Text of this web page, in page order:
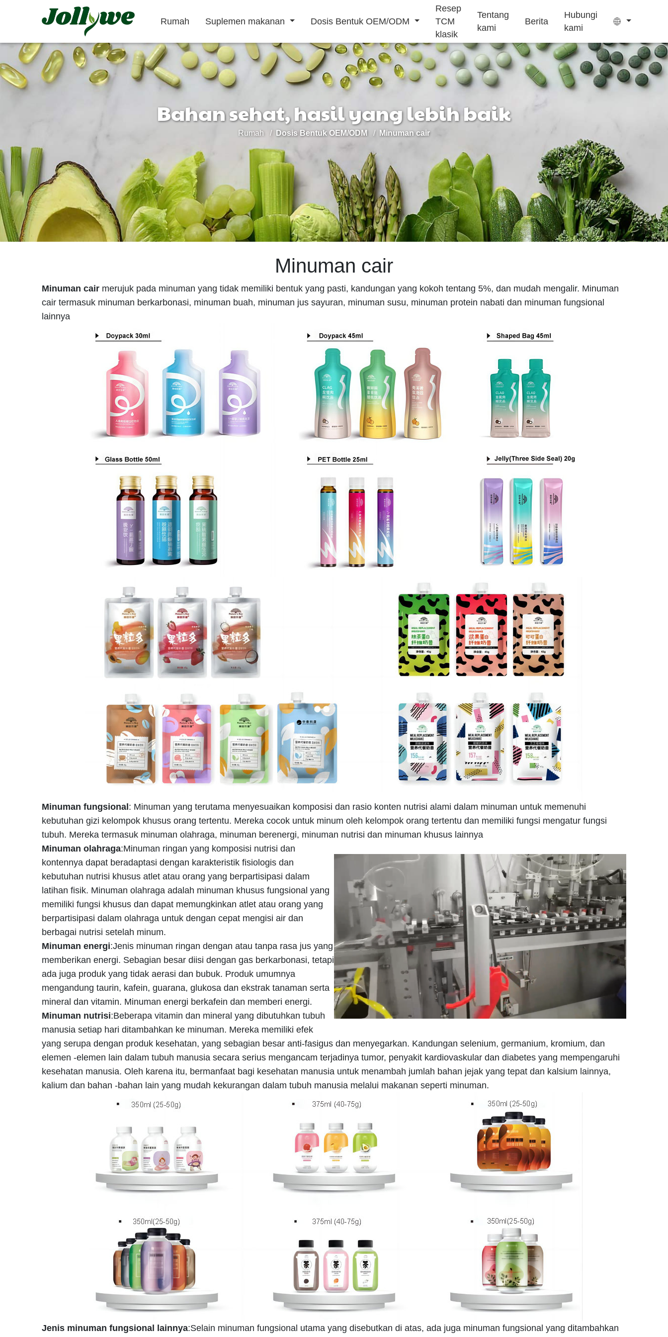
Rumah Suplemen makanan Dosis Bentuk OEM/ODM
Resep
TCM
klasik
Tentang
kami
Berita
Hubungi
kami
Meningkatkan
Makanan
penambah
Mencegah
Kapsul Bubuk minuman Minuman cair Kantong teh
Bahan sehat, hasil yang lebih baik
Rumah Dosis Bentuk OEM/ODM Minuman cair
Minuman cair
Minuman cair merujuk pada minuman yang tidak memiliki bentuk yang pasti, kandungan yang kokoh tentang 5%, dan mudah mengalir. Minuman
cair termasuk minuman berkarbonasi, minuman buah, minuman jus sayuran, minuman susu, minuman protein nabati dan minuman fungsional
lainnya
Minuman fungsional : Minuman yang terutama menyesuaikan komposisi dan rasio konten nutrisi alami dalam minuman untuk memenuhi
kebutuhan gizi kelompok khusus orang tertentu. Mereka cocok untuk minum oleh kelompok orang tertentu dan memiliki fungsi mengatur fungsi
tubuh. Mereka termasuk minuman olahraga, minuman berenergi, minuman nutrisi dan minuman khusus lainnya
Minuman olahraga:Minuman ringan yang komposisi nutrisi dan
kontennya dapat beradaptasi dengan karakteristik fisiologis dan
kebutuhan nutrisi khusus atlet atau orang yang berpartisipasi dalam
latihan fisik. Minuman olahraga adalah minuman khusus fungsional yang
memiliki fungsi khusus dan dapat memungkinkan atlet atau orang yang
berpartisipasi dalam olahraga untuk dengan cepat mengisi air dan
berbagai nutrisi setelah minum.
Minuman energi:Jenis minuman ringan dengan atau tanpa rasa jus yang
memberikan energi. Sebagian besar diisi dengan gas berkarbonasi, tetapi
ada juga produk yang tidak aerasi dan bubuk. Produk umumnya
mengandung taurin, kafein, guarana, glukosa dan ekstrak tanaman serta
mineral dan vitamin. Minuman energi berkafein dan memberi energi.
Minuman nutrisi:Beberapa vitamin dan mineral yang dibutuhkan tubuh
manusia setiap hari ditambahkan ke minuman. Mereka memiliki efek
yang serupa dengan produk kesehatan, yang sebagian besar anti-fasigus dan menyegarkan. Kandungan selenium, germanium, kromium, dan
elemen -elemen lain dalam tubuh manusia secara serius mengancam terjadinya tumor, penyakit kardiovaskular dan diabetes yang mempengaruhi
kesehatan manusia. Oleh karena itu, bermanfaat bagi kesehatan manusia untuk menambah jumlah bahan jejak yang tepat dan kalsium lainnya,
kalium dan bahan -bahan lain yang mudah kekurangan dalam tubuh manusia melalui makanan seperti minuman.
Jenis minuman fungsional lainnya:Selain minuman fungsional utama yang disebutkan di atas, ada juga minuman fungsional yang ditambahkan